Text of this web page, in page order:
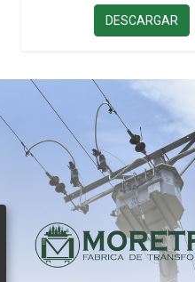
DESCARGAR